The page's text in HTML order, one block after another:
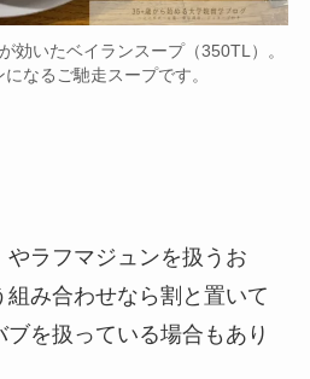
効いたベイランスープ（350TL）。
なるご馳走スープです。
やラフマジュンを扱うお
み合わせなら割と置いて
を扱っている場合もあり